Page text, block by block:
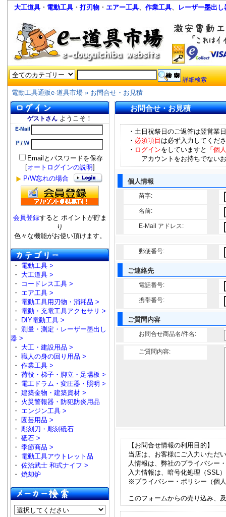
大工道具 ・ 電動工具 ・ 打刃物 ・ エアー工具、 作業工具、 レーザー墨出し
詳細検索
電動工具通販e-道具市場 » お問合せ・お見積
ゲストさん ようこそ！
Emailとパスワードを保存
[オートログインの説明]
P/W忘れの場合
会員登録すると ポイントが貯ま
り
色々な機能がお使い頂けます。
・ 電動工具 >
・ 大工道具 >
・
コードレス工具 >
・ エア工具 >
・ 電動工具用刃物・消耗品 >
・ 電動・充電工具アクセサリ >
・
DIY電動工具 >
・ 測量・測定・レーザー墨出し
器 >
・ 大工・建設用品 >
・ 職人の身の回り用品 >
・ 作業工具 >
・ 荷役・梯子・脚立・足場板 >
・ 電工ドラム・変圧器・照明 >
・ 建築金物・建築資材 >
・ 火災警報器・防犯防炎用品
・ エンジン工具 >
・ 園芸用品 >
・ 彫刻刀・彫刻砥石
・ 砥石 >
・ 季節商品 >
・ 電動工具アウトレット品
・ 佐治武士 和式ナイフ >
・ 焼却炉
お問合せ・お見積
・土日祝祭日のご返答は翌営業
・ 必須項目 は必ず入力してくだ
・ ログインをしていますと
「個
アカウントをお持ちでないお
個人情報
苗字:
名前:
E-Mail アドレス:
郵便番号:
ご連絡先
電話番号:
携帯番号:
ご質問内容
お問合せ商品名/件名:
ご質問内容:
【お問合せ情報の利用目的】
当店は、お客様にご入力いただ
人情報は、弊社のプライバシー
入力情報は、暗号化処理（SSL
※プライバシー・ポリシー（個
このフォームからの売り込み、